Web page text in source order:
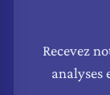
Recevez
analyses